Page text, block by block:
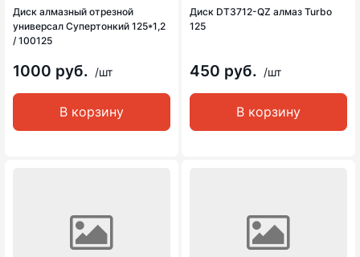
Диск алмазный отрезной
универсал Супертонкий 125*1,2
/ 100125
1000 руб. /шт
В корзину
Диск DT3712-QZ алмаз Turbo
125
450 руб. /шт
В корзину